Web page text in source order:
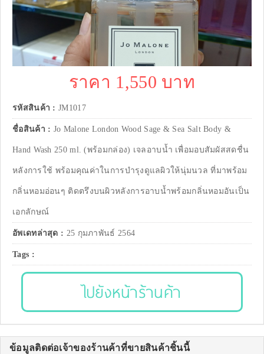
ราคา 1,550 บาท
รหัสสินค้า : JM1017
ชื่อสินค้า : Jo Malone London Wood Sage & Sea Salt Body &
Hand Wash 250 ml. (พร้อมกล่อง) เจลอาบน้ำ เพื่อมอบสัมผัสสดชื่น
หลังการใช้ พร้อมคุณค่าในการบำรุงดูแลผิวให้นุ่มนวล ที่มาพร้อม
กลิ่นหอมอ่อนๆ ติดตรึงบนผิวหลังการอาบน้ำพร้อมกลิ่นหอมอันเป็น
เอกลักษณ์
อัพเดทล่าสุด : 25 กุมภาพันธ์ 2564
Tags :
ไปยังหน้าร้านค้า
ข้อมูลติดต่อเจ้าของร้านค้าที่ขายสินค้าชิ้นนี้